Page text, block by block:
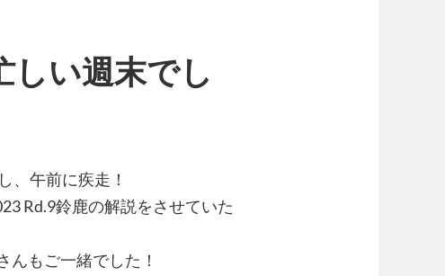
しい週末でし
、午前に疾走！
Rd.9鈴鹿の解説をさせていた
んもご一緒でした！